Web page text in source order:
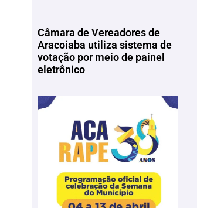
Câmara de Vereadores de
Aracoiaba utiliza sistema de
votação por meio de painel
eletrônico